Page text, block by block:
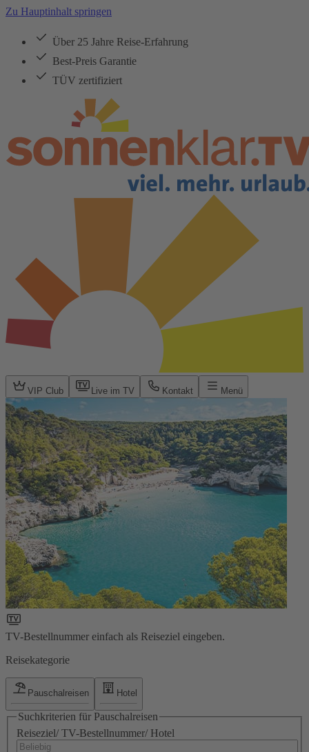
Zu Hauptinhalt springen
Über 25 Jahre Reise-Erfahrung
Best-Preis Garantie
TÜV zertifiziert
VIP Club Live im TV Kontakt Menü
TV-Bestellnummer einfach als Reiseziel eingeben.
Reisekategorie
Pauschalreisen Hotel
Suchkriterien für Pauschalreisen
Reiseziel/ TV-Bestellnummer/ Hotel